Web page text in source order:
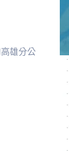
雄分公